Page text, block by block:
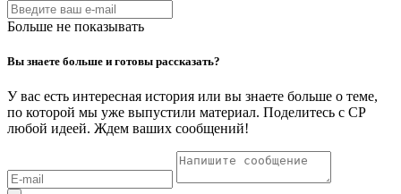
Больше не показывать
Вы знаете больше и готовы рассказать?
У вас есть интересная история или вы знаете больше о теме,
по которой мы уже выпустили материал. Поделитесь с СР
любой идеей. Ждем ваших сообщений!